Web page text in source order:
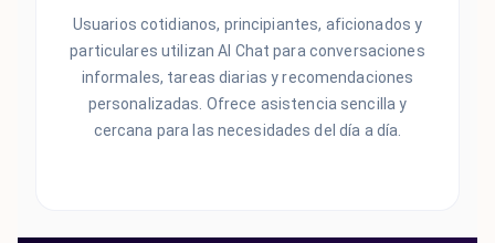
Usuarios cotidianos, principiantes, aficionados y
particulares utilizan AI Chat para conversaciones
informales, tareas diarias y recomendaciones
personalizadas. Ofrece asistencia sencilla y
cercana para las necesidades del día a día.